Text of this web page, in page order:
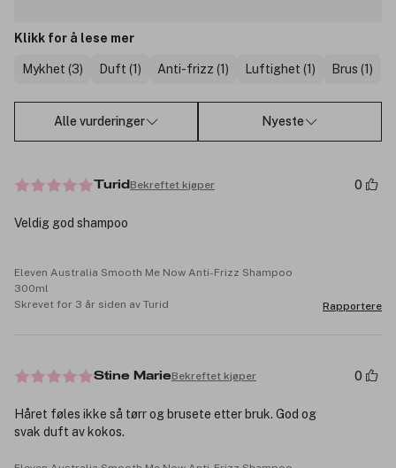
Klikk for å lese mer
Mykhet (3) Duft (1) Anti-frizz (1) Luftighet (1) Brus (1)
Alle vurderinger Nyeste
Turid Bekreftet kjøper 0
Veldig god shampoo
Eleven Australia Smooth Me Now Anti-Frizz Shampoo
300ml
Skrevet for 3 år siden av Turid
Rapportere
Stine MarieBekreftet kjøper 0
Håret føles ikke så tørr og brusete etter bruk. God og
svak duft av kokos.